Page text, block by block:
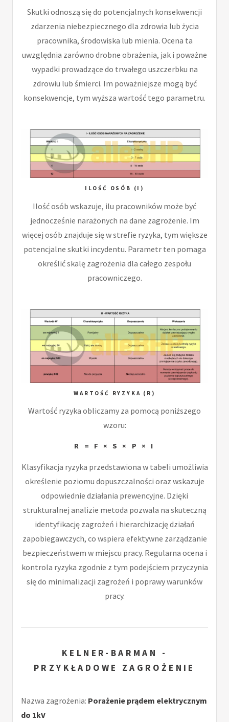
Skutki odnoszą się do potencjalnych konsekwencji
zdarzenia niebezpiecznego dla zdrowia lub życia
pracownika, środowiska lub mienia. Ocena ta
uwzględnia zarówno drobne obrażenia, jak i poważne
wypadki prowadzące do trwałego uszczerbku na
zdrowiu lub śmierci. Im poważniejsze mogą być
konsekwencje, tym wyższa wartość tego parametru.
ILOŚĆ OSÓB (I)
Ilość osób wskazuje, ilu pracowników może być
jednocześnie narażonych na dane zagrożenie. Im
więcej osób znajduje się w strefie ryzyka, tym większe
potencjalne skutki incydentu. Parametr ten pomaga
określić skalę zagrożenia dla całego zespołu
pracowniczego.
WARTOŚĆ RYZYKA (R)
Wartość ryzyka obliczamy za pomocą poniższego
wzoru:
R = F × S × P × I
Klasyfikacja ryzyka przedstawiona w tabeli umożliwia
określenie poziomu dopuszczalności oraz wskazuje
odpowiednie działania prewencyjne. Dzięki
strukturalnej analizie metoda pozwala na skuteczną
identyfikację zagrożeń i hierarchizację działań
zapobiegawczych, co wspiera efektywne zarządzanie
bezpieczeństwem w miejscu pracy. Regularna ocena i
kontrola ryzyka zgodnie z tym podejściem przyczynia
się do minimalizacji zagrożeń i poprawy warunków
pracy.
KELNER-BARMAN -
PRZYKŁADOWE ZAGROŻENIE
Nazwa zagrożenia: Porażenie prądem elektrycznym
do 1kV